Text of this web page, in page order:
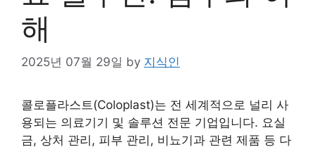
해
2025년 07월 29일 by 지식인
콜로플라스트(Coloplast)는 전 세계적으로 널리 사
용되는 의료기기 및 솔루션 전문 기업입니다. 요실
금, 상처 관리, 피부 관리, 비뇨기과 관련 제품 등 다